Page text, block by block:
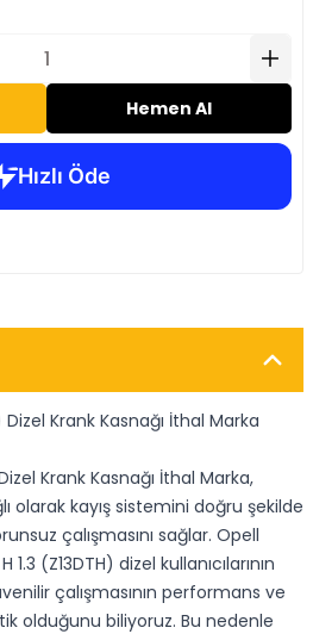
Hemen Al
Dizel Krank Kasnağı İthal Marka
Krank Kasnağı İthal Marka,
olarak kayış sistemini doğru şekilde
çalışmasını sağlar. Opell
(Z13DTH) dizel kullanıcılarının
çalışmasının performans ve
olduğunu biliyoruz. Bu nedenle